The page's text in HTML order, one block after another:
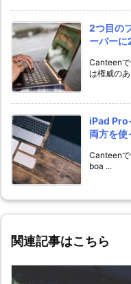
2つ目の
ーバー
Canteen
は権威の
iPad
両方を使
Canteen
boa ...
関連記事はこちら